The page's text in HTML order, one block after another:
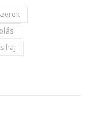
haj